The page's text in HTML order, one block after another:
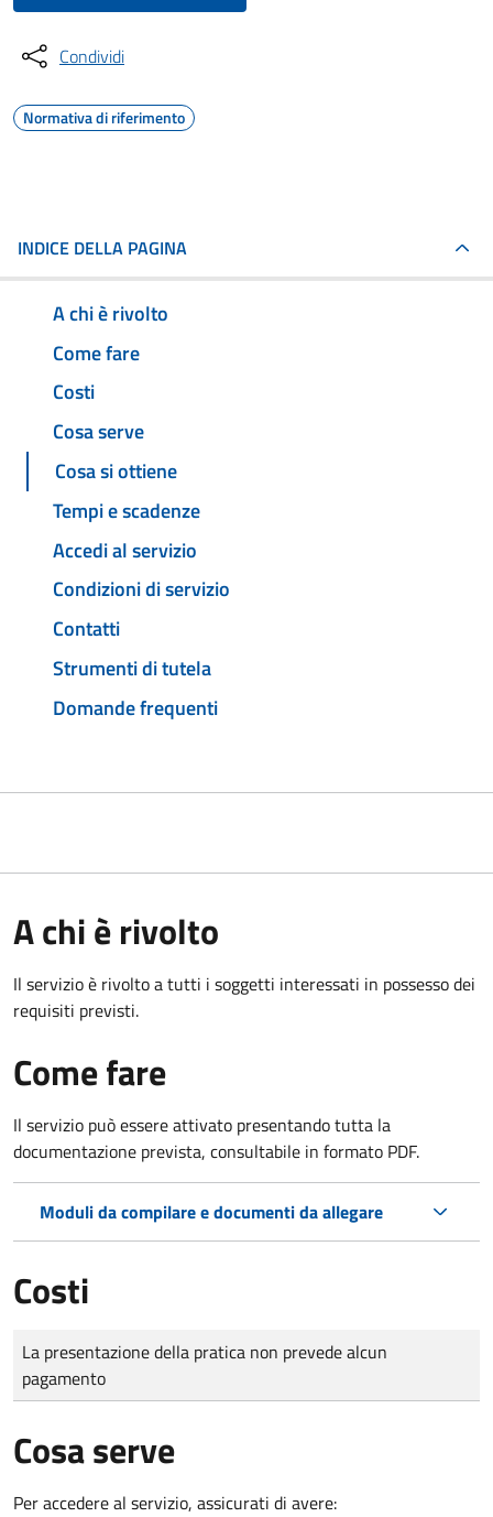
Condividi
Normativa di riferimento
INDICE DELLA PAGINA
A chi è rivolto
Come fare
Costi
Cosa serve
Cosa si ottiene
Tempi e scadenze
Accedi al servizio
Condizioni di servizio
Contatti
Strumenti di tutela
Domande frequenti
A chi è rivolto
Il servizio è rivolto a tutti i soggetti interessati in possesso dei
requisiti previsti.
Come fare
Il servizio può essere attivato presentando tutta la
documentazione prevista, consultabile in formato PDF.
Moduli da compilare e documenti da allegare
Costi
Tipo di pagamento
Importo
La presentazione della pratica non prevede alcun
pagamento
Cosa serve
Per accedere al servizio, assicurati di avere: